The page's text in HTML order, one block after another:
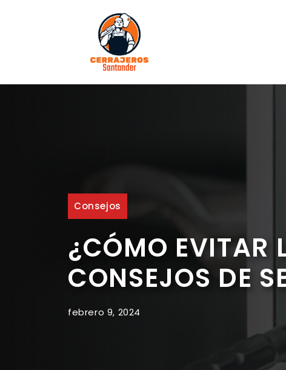
Consejos
¿CÓMO EVITAR
CONSEJOS DE
febrero 9, 2024